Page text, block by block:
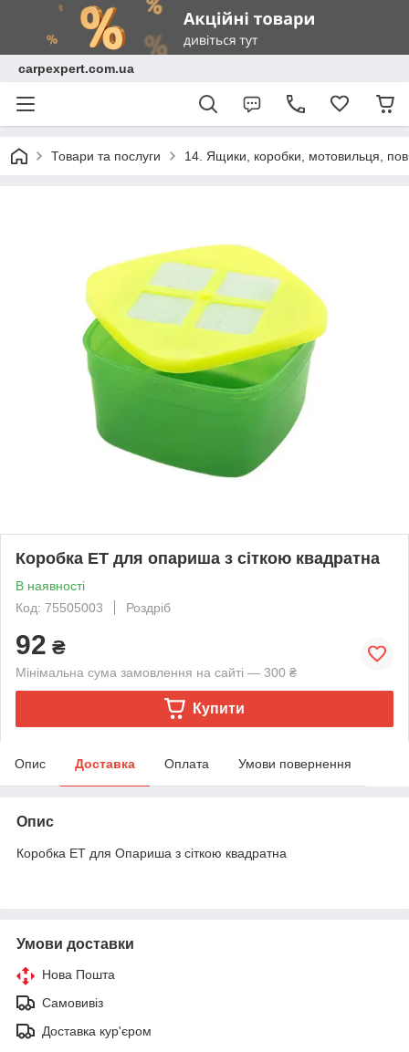
carpexpert.com.ua
Товари та послуги 14. Ящики, коробки, мотовильця,
Коробка ЕТ для опариша з сіткою квадратна
В наявності
Код: 75505003
Роздріб
92 ₴
Мінімальна сума замовлення на сайті — 300 ₴
Купити
Опис Доставка Оплата Умови повернення
Опис
Коробка ЕТ для Опариша з сіткою квадратна
Умови доставки
Нова Пошта
Самовивіз
Доставка кур'єром